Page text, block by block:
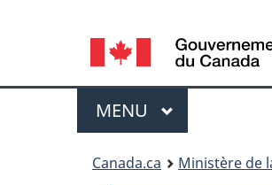
Language
selection
Menu
MENU PRINCIPAL
Canada.ca Ministère de